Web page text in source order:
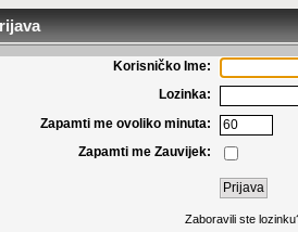
Korisničko Ime:
Lozinka:
Zapamti me ovoliko minuta:
Zapamti me Zauvijek:
Zaboravili ste